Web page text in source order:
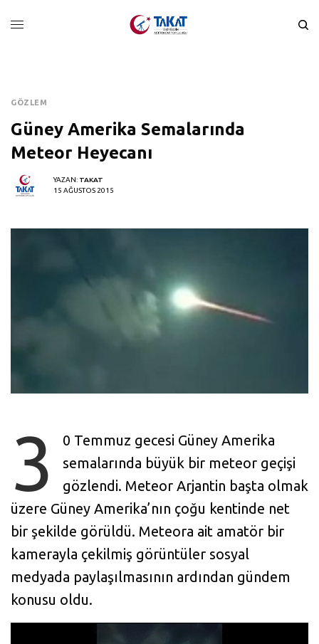
GÖZLEM
Güney Amerika Semalarında
Meteor Heyecanı
YAZAN: TAKAT
15 AĞUSTOS 2015
3
0 Temmuz gecesi Güney Amerika
semalarında büyük bir meteor geçişi
gözlendi. Meteor Arjantin başta olmak
üzere Güney Amerika’nın çoğu kentinde net
bir şekilde görüldü. Meteora ait amatör bir
kamerayla çekilmiş görüntüler sosyal
medyada paylaşılmasının ardından gündem
konusu oldu.